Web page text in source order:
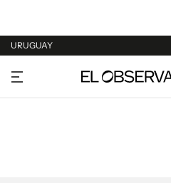
URUGUAY
URUGUAY
ARGENTINA